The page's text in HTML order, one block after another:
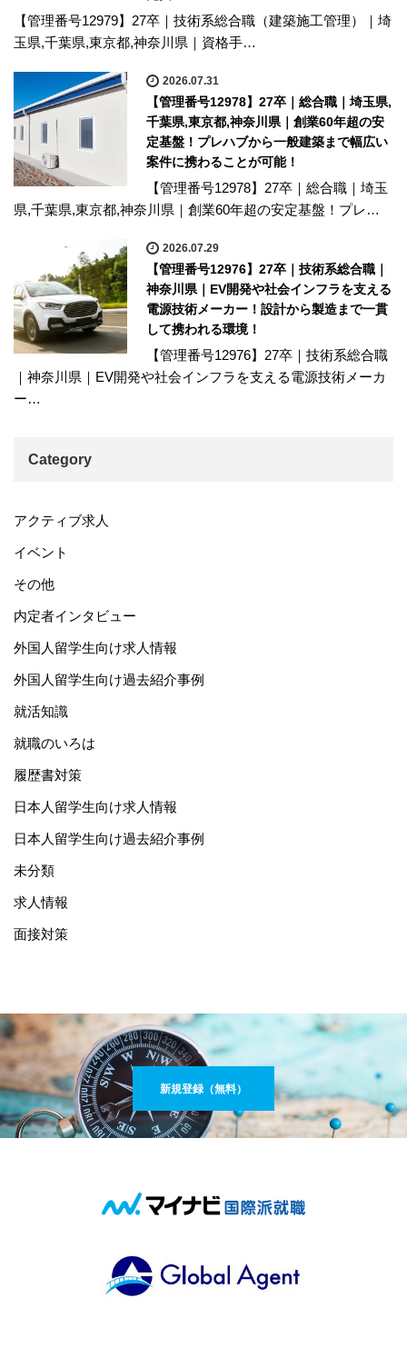
【管理番号12979】27卒｜技術系総合職（建築施工管理）｜埼
玉県,千葉県,東京都,神奈川県｜資格手…
2026.07.31
【管理番号12978】27卒｜総合職｜埼玉県,
千葉県,東京都,神奈川県｜創業60年超の安
定基盤！プレハブから一般建築まで幅広い
案件に携わることが可能！
【管理番号12978】27卒｜総合職｜埼玉
県,千葉県,東京都,神奈川県｜創業60年超の安定基盤！プレ…
2026.07.29
【管理番号12976】27卒｜技術系総合職｜
神奈川県｜EV開発や社会インフラを支える
電源技術メーカー！設計から製造まで一貫
して携われる環境！
【管理番号12976】27卒｜技術系総合職
｜神奈川県｜EV開発や社会インフラを支える電源技術メーカ
ー…
Category
アクティブ求人
イベント
その他
内定者インタビュー
外国人留学生向け求人情報
外国人留学生向け過去紹介事例
就活知識
就職のいろは
履歴書対策
日本人留学生向け求人情報
日本人留学生向け過去紹介事例
未分類
求人情報
面接対策
新規登録（無料）